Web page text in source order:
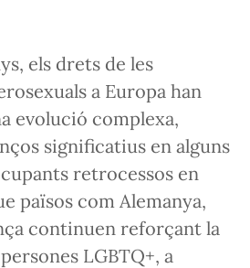
els drets de les
a Europa han
evolució complexa,
significatius en alguns
retrocessos en
països com Alemanya,
continuen reforçant la
LGBTQ+, a